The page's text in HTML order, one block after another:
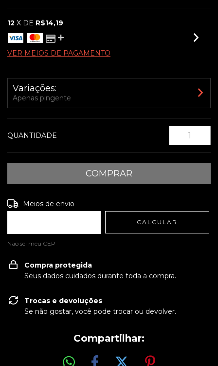
12 X DE R$14,19
VER MEIOS DE PAGAMENTO
Variações:
Apenas pingente
QUANTIDADE
Entregas para o CEP:
Meios de envio
CALCULAR
Não sei meu CEP
Compra protegida
Seus dados cuidados durante toda a compra.
Trocas e devoluções
Se não gostar, você pode trocar ou devolver.
Compartilhar: